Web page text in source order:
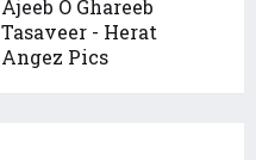
Ajeeb O Ghareeb
Tasaveer - Herat
Angez Pics